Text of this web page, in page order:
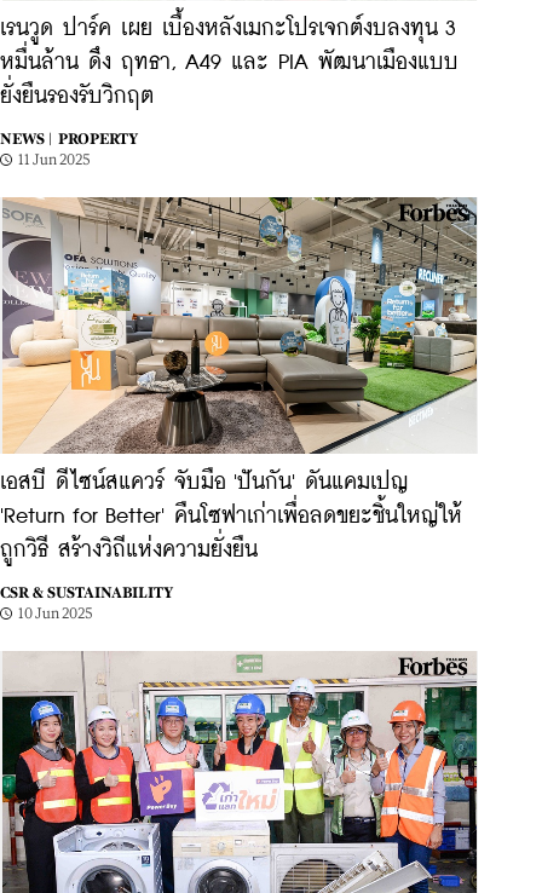
เรนวูด ปาร์ค เผย เบื้องหลังเมกะโปรเจกต์งบลงทุน 3
หมื่นล้าน ดึง ฤทธา, A49 และ PIA พัฒนาเมืองแบบ
ยั่งยืนรองรับวิกฤต
NEWS |
PROPERTY
11 Jun 2025
เอสบี ดีไซน์สแควร์ จับมือ 'ปันกัน' ดันแคมเปญ
'Return for Better' คืนโซฟาเก่าเพื่อลดขยะชิ้นใหญ่ให้
ถูกวิธี สร้างวิถีแห่งความยั่งยืน
CSR & SUSTAINABILITY
10 Jun 2025